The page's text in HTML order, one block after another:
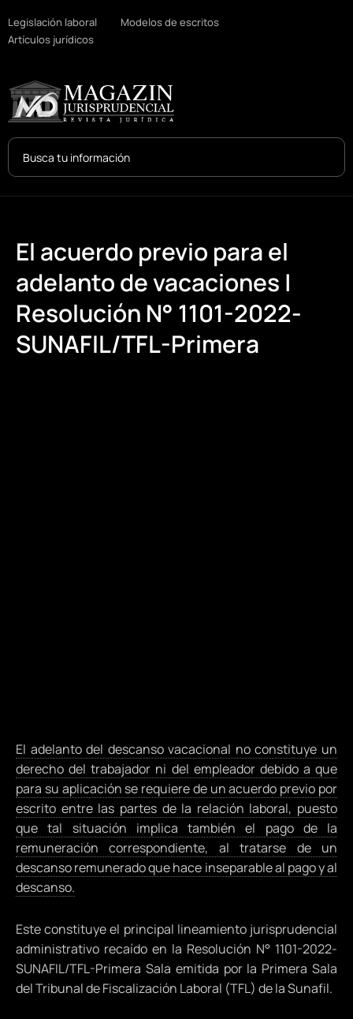
Legislación laboral
Modelos de escritos
Artículos jurídicos
Search
El acuerdo previo para el
adelanto de vacaciones |
Resolución N° 1101-2022-
SUNAFIL/TFL-Primera
El adelanto del descanso vacacional no constituye un
derecho del trabajador ni del empleador debido a que
para su aplicación se requiere de un acuerdo previo por
escrito entre las partes de la relación laboral, puesto
que tal situación implica también el pago de la
remuneración correspondiente, al tratarse de un
descanso remunerado que hace inseparable al pago y al
descanso.
Este constituye el principal lineamiento jurisprudencial
administrativo recaído en la Resolución N° 1101-2022-
SUNAFIL/TFL-Primera Sala emitida por la Primera Sala
del Tribunal de Fiscalización Laboral (TFL) de la Sunafil.